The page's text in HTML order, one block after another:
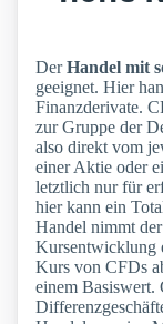
DerHandel mit
geeignet. Hier
Finanzderivate.
zur Gruppe der
also direkt vom
einer Aktie oder
letztlich nur für
hier kann ein
Handel nimmt
Kursentwicklung
Kurs von CFDs
einem Basiswert.